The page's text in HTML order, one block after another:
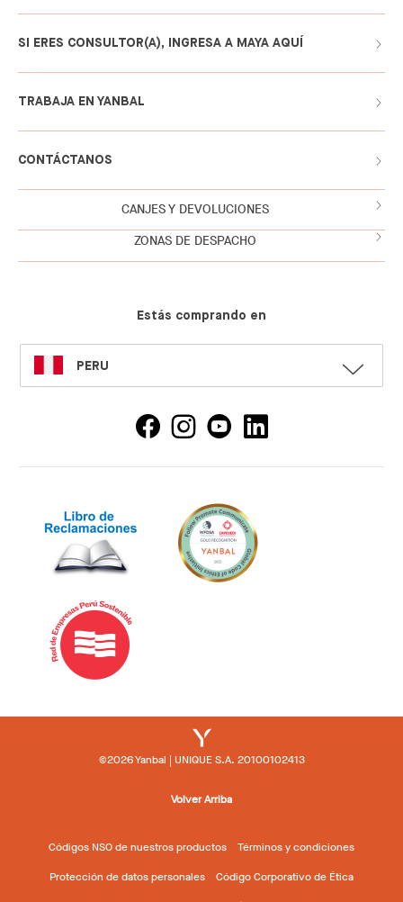
SI ERES CONSULTOR(A), INGRESA A MAYA AQUÍ
TRABAJA EN YANBAL
CONTÁCTANOS
CANJES Y DEVOLUCIONES
ZONAS DE DESPACHO
Estás comprando en
SELECT
LANGUAGE
PERU
©2026 Yanbal | UNIQUE S.A. 20100102413
Volver Arriba
Códigos NSO de nuestros productos Términos y condiciones
Protección de datos personales Código Corporativo de Ética